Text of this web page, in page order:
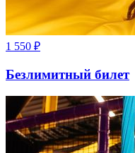
1 550 ₽
Безлимитный билет